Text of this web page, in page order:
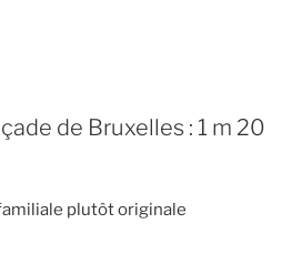
de Bruxelles : 1 m 20
plutôt originale